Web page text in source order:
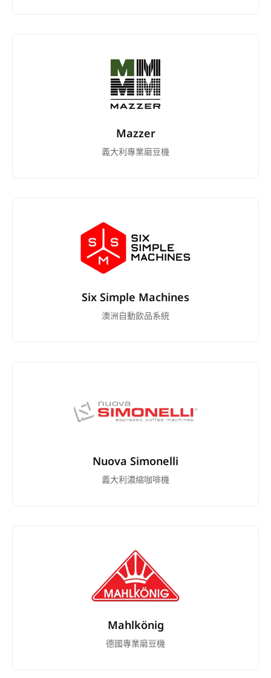
Mazzer
義大利專業磨豆機
Six Simple Machines
澳洲自動飲品系統
Nuova Simonelli
義大利濃縮咖啡機
Mahlkönig
德國專業磨豆機